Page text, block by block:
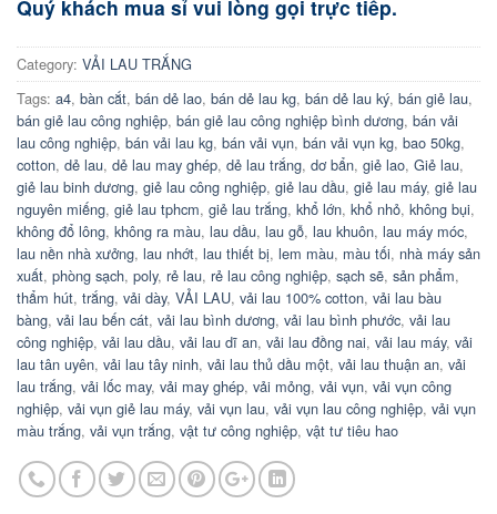
Quý khách mua sỉ vui lòng gọi trực tiếp.
Category: VẢI LAU TRẮNG
Tags: a4, bàn cắt, bán dẻ lao, bán dẻ lau kg, bán dẻ lau ký, bán giẻ lau,
bán giẻ lau công nghiệp, bán giẻ lau công nghiệp bình dương, bán vải
lau công nghiệp, bán vải lau kg, bán vải vụn, bán vải vụn kg, bao 50kg,
cotton, dẻ lau, dẻ lau may ghép, dẻ lau trắng, dơ bẩn, giẻ lao, Giẻ lau,
giẻ lau binh dương, giẻ lau công nghiệp, giẻ lau dầu, giẻ lau máy, giẻ lau
nguyên miếng, giẻ lau tphcm, giẻ lau trắng, khổ lớn, khổ nhỏ, không bụi,
không đổ lông, không ra màu, lau dầu, lau gỗ, lau khuôn, lau máy móc,
lau nền nhà xưởng, lau nhớt, lau thiết bị, lem màu, màu tối, nhà máy sản
xuất, phòng sạch, poly, rẻ lau, rẻ lau công nghiệp, sạch sẽ, sản phẩm,
thẩm hút, trắng, vải dày, VẢI LAU, vải lau 100% cotton, vải lau bàu
bàng, vải lau bến cát, vải lau bình dương, vải lau bình phước, vải lau
công nghiệp, vải lau dầu, vải lau dĩ an, vải lau đồng nai, vải lau máy, vải
lau tân uyên, vải lau tây ninh, vải lau thủ dầu một, vải lau thuận an, vải
lau trắng, vải lốc may, vải may ghép, vải mỏng, vải vụn, vải vụn công
nghiệp, vải vụn giẻ lau máy, vải vụn lau, vải vụn lau công nghiệp, vải vụn
màu trắng, vải vụn trắng, vật tư công nghiệp, vật tư tiêu hao